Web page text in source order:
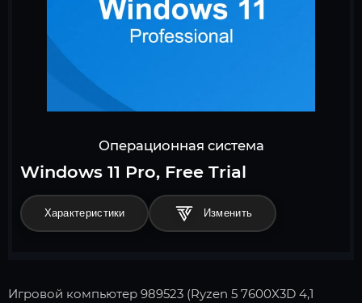
Операционная система
Windows 11 Pro, Free Trial
Характеристики
Игровой компьютер 989523 (Ryzen 5 7600X3D 4,1